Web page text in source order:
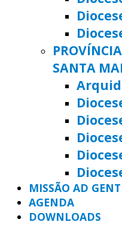
SANTA
MISSÃO AD
AGENDA
DOWNLOADS